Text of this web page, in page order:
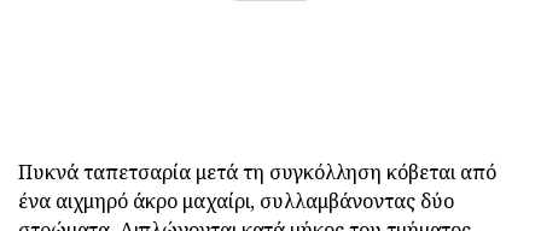
Πυκνά ταπετσαρία μετά τη συγκόλληση κόβεται από
ένα αιχμηρό άκρο μαχαίρι, συλλαμβάνοντας δύο